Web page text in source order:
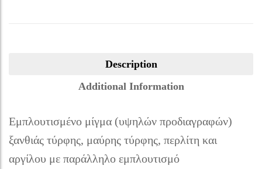
Description
Additional Information
Εμπλουτισμένο μίγμα (υψηλών προδιαγραφών)
ξανθιάς τύρφης, μαύρης τύρφης, περλίτη και
αργίλου με παράλληλο εμπλουτισμό